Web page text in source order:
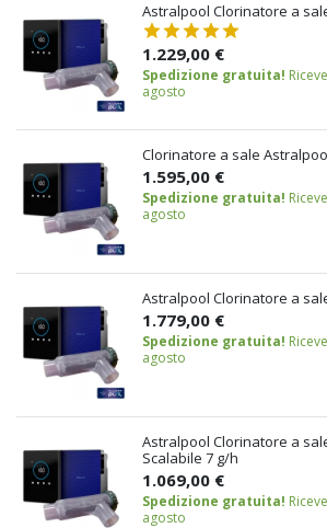
Astralpool Clorinatore a
1.229,00 €
Spedizione gratuita!
agosto
Clorinatore a sale
1.595,00 €
Spedizione gratuita!
agosto
Astralpool Clorinatore a
1.779,00 €
Spedizione gratuita!
agosto
Astralpool Clorinatore a
Scalabile 7 g/h
1.069,00 €
Spedizione gratuita!
agosto